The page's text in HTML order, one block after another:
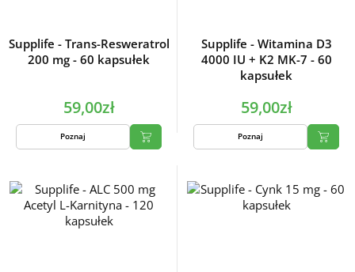
Supplife - Trans-Resweratrol
200 mg - 60 kapsułek
59,00zł
Poznaj
Supplife - Witamina D3
4000 IU + K2 MK-7 - 60
kapsułek
59,00zł
Poznaj